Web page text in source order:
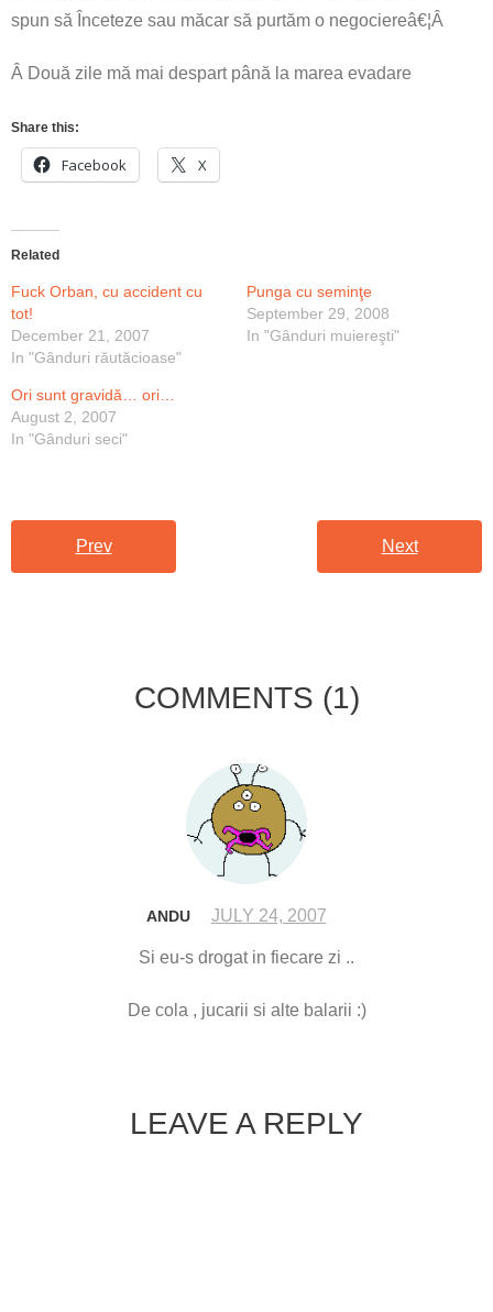
spun să Înceteze sau măcar să purtăm o negociereâ€¦Â
Â Două zile mă mai despart până la marea evadare
Share this:
Facebook X
Related
Fuck Orban, cu accident cu
tot!
December 21, 2007
In "Gânduri răutăcioase"
Punga cu seminţe
September 29, 2008
In "Gânduri muiereşti"
Ori sunt gravidă… ori…
August 2, 2007
In "Gânduri seci"
Prev Next
COMMENTS (1)
ANDU JULY 24, 2007
Si eu-s drogat in fiecare zi ..
De cola , jucarii si alte balarii :)
LEAVE A REPLY